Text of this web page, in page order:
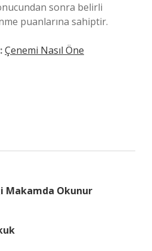
sonra belirli
puanlarına sahiptir.
Çenemi Nasıl Öne
Makamda Okunur